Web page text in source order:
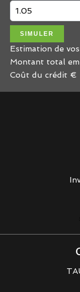
SIMULER
Estimation de
Montant total
Coût du crédit €